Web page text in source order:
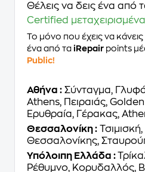
Θέλεις να δεις ένα από
Certified
Το μόνο που έχεις να κάνεις
ένα από τα iRepair points
Public!
Αθήνα : Σύνταγμα,
Athens, Πειραιάς,
Ερυθραία, Γέρακας,
Θεσσαλονίκη :
Θεσσαλονίκης,
Υπόλοιπη Ελλάδα :
Ρέθυμνο, Κορυδαλλός,